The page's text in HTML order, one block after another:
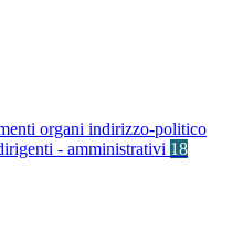
organi indirizzo-politico
- amministrativi 18